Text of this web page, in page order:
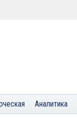
Аналитика